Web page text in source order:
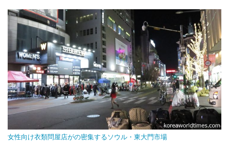
女性向け衣類問屋店がの密集するソウル・東大門市場